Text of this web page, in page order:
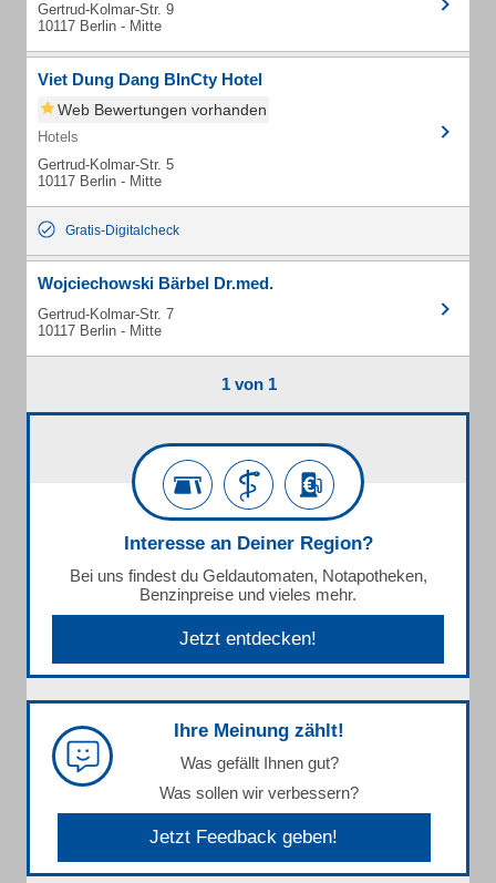
Gertrud-Kolmar-Str. 9
10117 Berlin - Mitte
Viet Dung Dang BlnCty Hotel
Web Bewertungen vorhanden
Hotels
Gertrud-Kolmar-Str. 5
10117 Berlin - Mitte
Gratis-Digitalcheck
Wojciechowski Bärbel Dr.med.
Gertrud-Kolmar-Str. 7
10117 Berlin - Mitte
1 von 1
Interesse an Deiner Region?
Bei uns findest du Geldautomaten, Notapotheken,
Benzinpreise und vieles mehr.
Jetzt entdecken!
Ihre Meinung zählt!
Was gefällt Ihnen gut?
Was sollen wir verbessern?
Jetzt Feedback geben!